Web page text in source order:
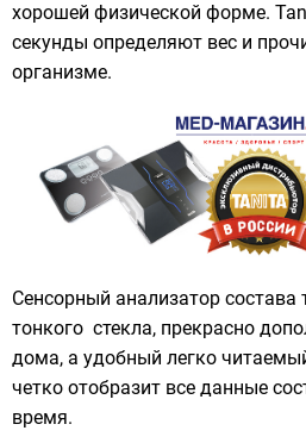
хорошей физической форме.
секунды определяют вес и
организме.
Сенсорный анализатор состава
тонкого стекла, прекрасно
дома, а удобный легко
четко отобразит все данные
время.